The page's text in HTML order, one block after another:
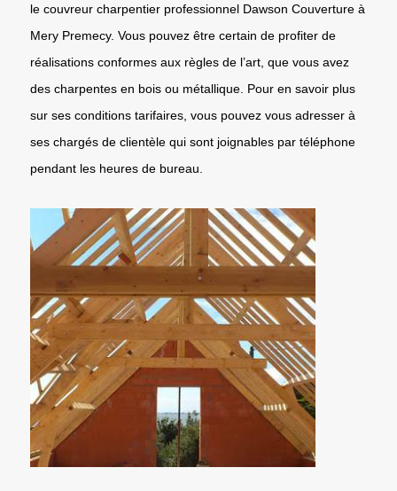
le couvreur charpentier professionnel Dawson Couverture à
Mery Premecy. Vous pouvez être certain de profiter de
réalisations conformes aux règles de l’art, que vous avez
des charpentes en bois ou métallique. Pour en savoir plus
sur ses conditions tarifaires, vous pouvez vous adresser à
ses chargés de clientèle qui sont joignables par téléphone
pendant les heures de bureau.